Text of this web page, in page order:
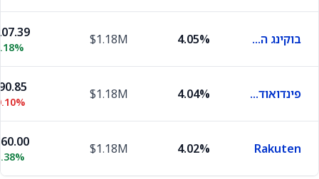
בוקינג הולדינגס 4.05%
$1.18M
פינדואודואו 4.04%
$1.18M
Rakuten
4.02%
$1.18M